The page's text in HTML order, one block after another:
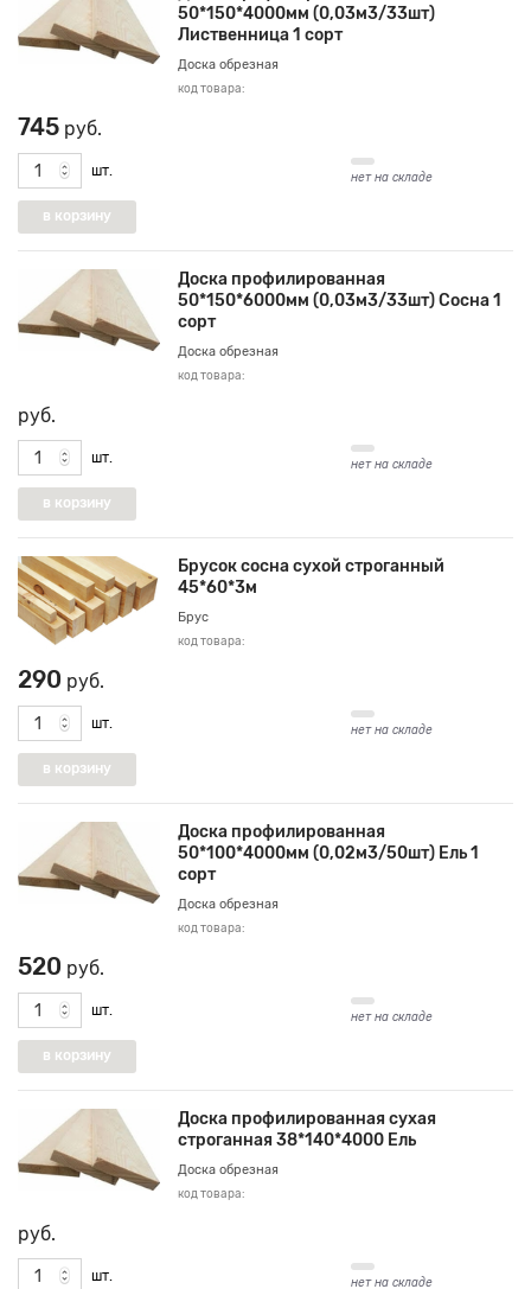
50*150*4000мм (0,03м3/33шт)
Лиственница 1 сорт
Доска обрезная
код товара:
745 руб.
шт. нет на складе
Доска профилированная
50*150*6000мм (0,03м3/33шт) Сосна 1
сорт
Доска обрезная
код товара:
руб.
шт. нет на складе
Брусок сосна сухой строганный
45*60*3м
Брус
код товара:
290 руб.
шт. нет на складе
Доска профилированная
50*100*4000мм (0,02м3/50шт) Ель 1
сорт
Доска обрезная
код товара:
520 руб.
шт. нет на складе
Доска профилированная сухая
строганная 38*140*4000 Ель
Доска обрезная
код товара:
руб.
шт. нет на складе